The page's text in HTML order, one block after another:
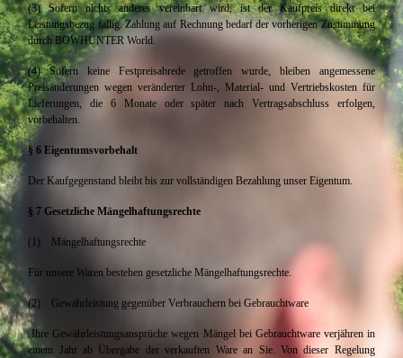
(3) Sofern nichts anderes vereinbart wird, ist der Kaufpreis direkt bei
Leistungsbezug fällig. Zahlung auf Rechnung bedarf der vorherigen Zustimmung
durch BOWHUNTER World.
(4) Sofern keine Festpreisabrede getroffen wurde, bleiben angemessene
Preisänderungen wegen veränderter Lohn-, Material- und Vertriebskosten für
Lieferungen, die 6 Monate oder später nach Vertragsabschluss erfolgen,
vorbehalten.
§ 6 Eigentumsvorbehalt
Der Kaufgegenstand bleibt bis zur vollständigen Bezahlung unser Eigentum.
§ 7 Gesetzliche Mängelhaftungsrechte
(1) Mängelhaftungsrechte
Für unsere Waren bestehen gesetzliche Mängelhaftungsrechte.
(2) Gewährleistung gegenüber Verbrauchern bei Gebrauchtware
Ihre Gewährleistungsansprüche wegen Mängel bei Gebrauchtware verjähren in
einem Jahr ab Übergabe der verkauften Ware an Sie. Von dieser Regelung